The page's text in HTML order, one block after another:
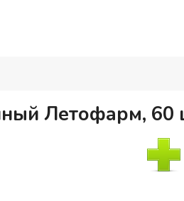
Летофарм, 60